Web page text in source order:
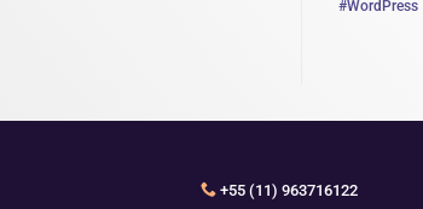
#WordPress
+55 (11) 963716122